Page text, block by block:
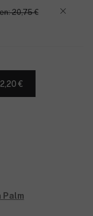
20,75 €
€
Palm